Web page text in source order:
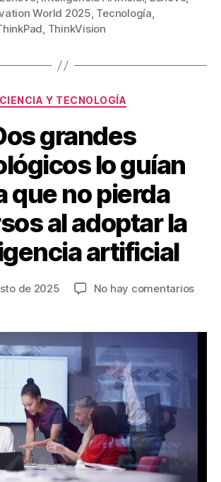
e
p
tir
World 2025, Tecnología,
, ThinkVision
Categorías
CIENCIA Y TECNOLOGÍA
grandes
lo guían
que no pierda
al adoptar la
artificial
de 2025 No hay comentariosen
para